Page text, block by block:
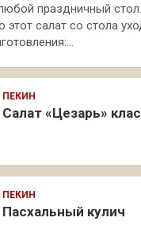
праздничный
этот салат со стола
ПЕКИН
Салат «Цезарь»
ПЕКИН
Пасхальный кулич